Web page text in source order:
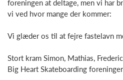
foreningen at deltage, men vi har
vi ved hvor mange der kommer:
Vi glæder os til at fejre fastelavn
Stort kram Simon, Mathias,
Big Heart Skateboarding